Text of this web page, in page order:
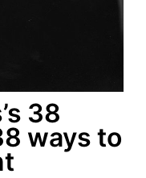
38
ways to